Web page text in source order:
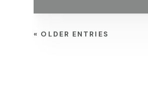
« OLDER ENTRIES